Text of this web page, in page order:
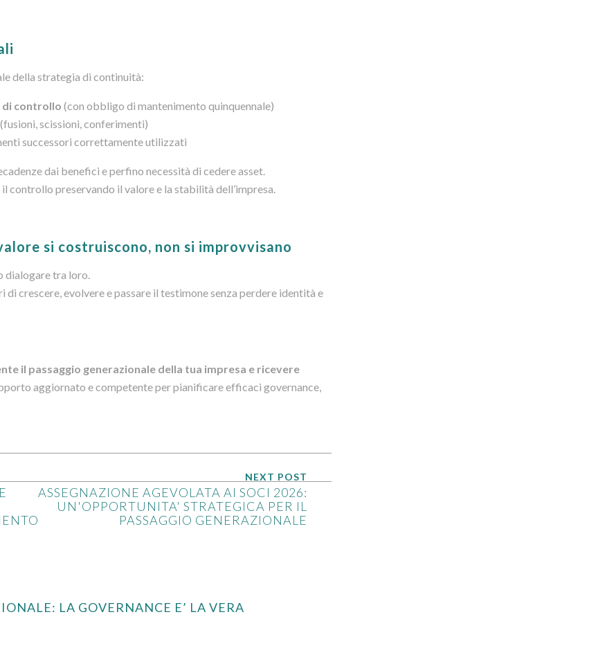
della strategia di continuità:
di controllo (con obbligo di mantenimento quinquennale)
scissioni, conferimenti)
successori correttamente utilizzati
dai benefici e perfino necessità di cedere asset.
controllo preservando il valore e la stabilità dell’impresa.
si costruiscono, non si improvvisano
dialogare tra loro.
crescere, evolvere e passare il testimone senza perdere identità e
il passaggio generazionale della tua impresa e ricevere
aggiornato e competente per pianificare efficaci governance,
NEXT POST
ASSEGNAZIONE AGEVOLATA AI SOCI 2026:
UN'OPPORTUNITA' STRATEGICA PER IL
PASSAGGIO GENERAZIONALE
LA GOVERNANCE E’ LA VERA